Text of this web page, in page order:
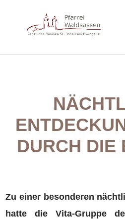
DURCH DIE
Zu einer besonderen
hatte die Vita-Gruppe